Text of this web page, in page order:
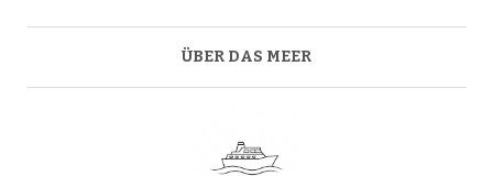
ÜBER DAS MEER